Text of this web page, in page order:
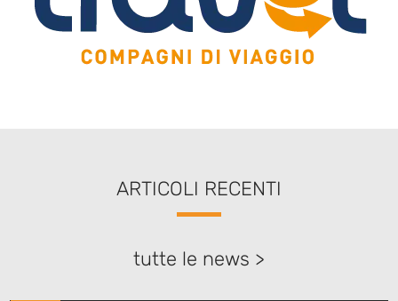
ARTICOLI RECENTI
tutte le news >